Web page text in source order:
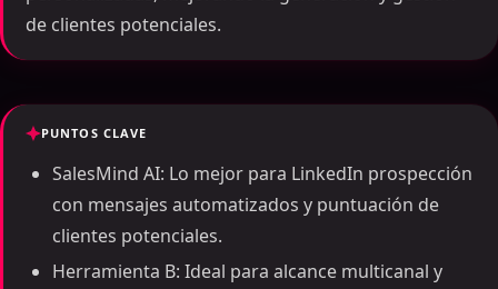
de clientes potenciales.
PUNTOS CLAVE
SalesMind AI: Lo mejor para LinkedIn prospección
con mensajes automatizados y puntuación de
clientes potenciales.
Herramienta B: Ideal para alcance multicanal y